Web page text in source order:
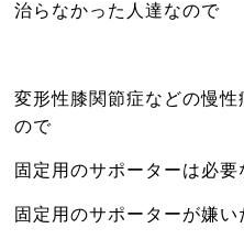
治らなかった人達なので
変形性膝関節症などの慢
ので
固定用のサポーターは必要
固定用のサポーターが嫌